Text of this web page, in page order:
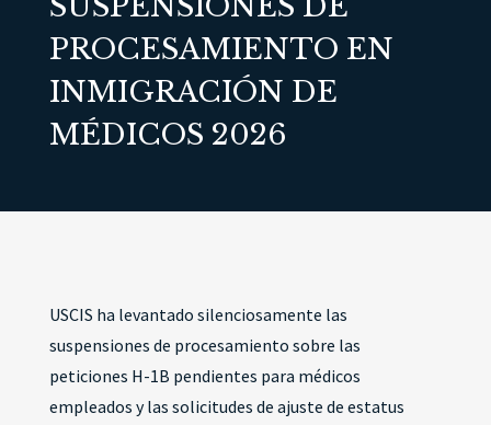
PROCESAMIENTO EN
INMIGRACIÓN DE
MÉDICOS 2026
USCIS ha levantado silenciosamente las
suspensiones de procesamiento sobre las
peticiones H-1B pendientes para médicos
empleados y las solicitudes de ajuste de estatus